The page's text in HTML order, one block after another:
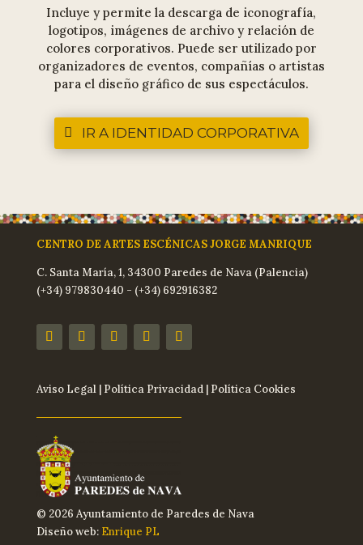
Incluye y permite la descarga de iconografía,
logotipos, imágenes de archivo y relación de
colores corporativos. Puede ser utilizado por
organizadores de eventos, compañías o artistas
para el diseño gráfico de sus espectáculos.
IR A IDENTIDAD CORPORATIVA
CENTRO DE ARTES ESCÉNICAS JORGE MANRIQUE
C. Santa María, 1, 34300 Paredes de Nava (Palencia)
(+34) 979830440 - (+34) 692916382
Aviso Legal| Política Privacidad| Política Cookies
© 2026 Ayuntamiento de Paredes de Nava
Diseño web: Enrique PL